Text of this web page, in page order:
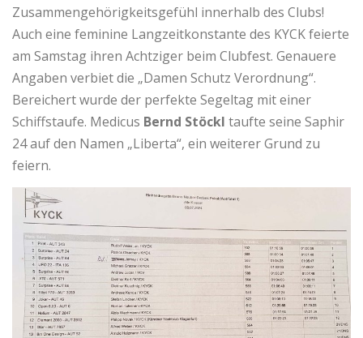
Zusammengehörigkeitsgefühl innerhalb des Clubs!
Auch eine feminine Langzeitkonstante des KYCK feierte
am Samstag ihren Achtziger beim Clubfest. Genauere
Angaben verbiet die „Damen Schutz Verordnung“.
Bereichert wurde der perfekte Segeltag mit einer
Schiffstaufe. Medicus Bernd Stöckl taufte seine Saphir
24 auf den Namen „Liberta“, ein weiterer Grund zu
feiern.